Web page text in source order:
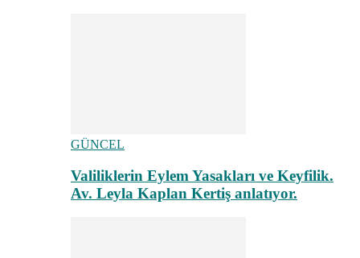
GÜNCEL
Valiliklerin Eylem Yasakları ve Keyfilik.
Av. Leyla Kaplan Kertiş anlatıyor.